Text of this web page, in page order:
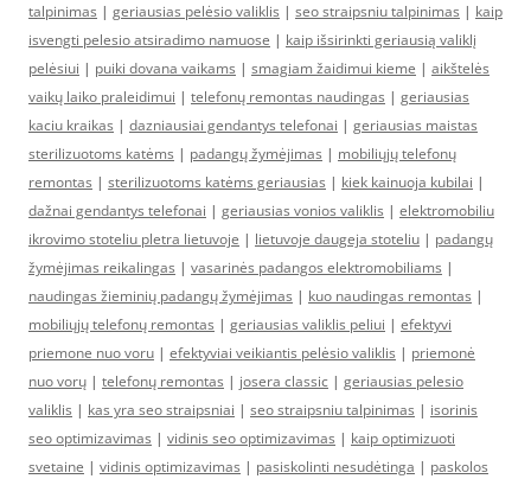
talpinimas | geriausias pelėsio valiklis | seo straipsniu talpinimas | kaip
isvengti pelesio atsiradimo namuose | kaip išsirinkti geriausią valiklį
pelėsiui | puiki dovana vaikams | smagiam žaidimui kieme | aikštelės
vaikų laiko praleidimui | telefonų remontas naudingas | geriausias
kaciu kraikas | dazniausiai gendantys telefonai | geriausias maistas
sterilizuotoms katėms | padangų žymėjimas | mobiliųjų telefonų
remontas | sterilizuotoms katėms geriausias | kiek kainuoja kubilai |
dažnai gendantys telefonai | geriausias vonios valiklis | elektromobiliu
ikrovimo stoteliu pletra lietuvoje | lietuvoje daugeja stoteliu | padangų
žymėjimas reikalingas | vasarinės padangos elektromobiliams |
naudingas žieminių padangų žymėjimas | kuo naudingas remontas |
mobiliųjų telefonų remontas | geriausias valiklis peliui | efektyvi
priemone nuo voru | efektyviai veikiantis pelėsio valiklis | priemonė
nuo vorų | telefonų remontas | josera classic | geriausias pelesio
valiklis | kas yra seo straipsniai | seo straipsniu talpinimas | isorinis
seo optimizavimas | vidinis seo optimizavimas | kaip optimizuoti
svetaine | vidinis optimizavimas | pasiskolinti nesudėtinga | paskolos